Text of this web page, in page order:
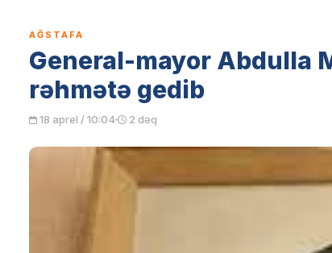
AĞSTAFA
General-mayor Abdulla
rəhmətə gedib
18 aprel / 10:04 2 dəq